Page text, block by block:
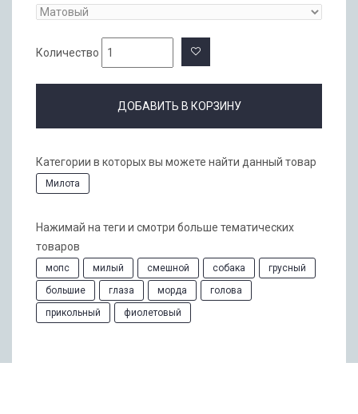
Количество
ДОБАВИТЬ В КОРЗИНУ
Категории в которых вы можете найти данный товар
Милота
Нажимай на теги и смотри больше тематических
товаров
мопс милый смешной собака
грусный
большие
глаза морда
голова
прикольный
фиолетовый